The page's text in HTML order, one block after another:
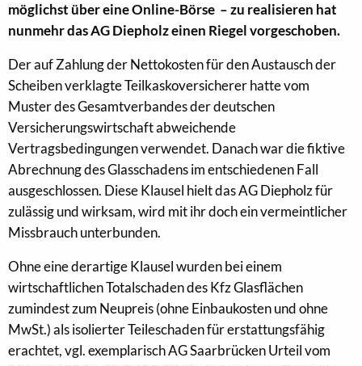
möglichst über eine Online-Börse – zu realisieren hat
nunmehr das AG Diepholz einen Riegel vorgeschoben.
Der auf Zahlung der Nettokosten für den Austausch der
Scheiben verklagte Teilkaskoversicherer hatte vom
Muster des Gesamtverbandes der deutschen
Versicherungswirtschaft abweichende
Vertragsbedingungen verwendet. Danach war die fiktive
Abrechnung des Glasschadens im entschiedenen Fall
ausgeschlossen. Diese Klausel hielt das AG Diepholz für
zulässig und wirksam, wird mit ihr doch ein vermeintlicher
Missbrauch unterbunden.
Ohne eine derartige Klausel wurden bei einem
wirtschaftlichen Totalschaden des Kfz Glasflächen
zumindest zum Neupreis (ohne Einbaukosten und ohne
MwSt.) als isolierter Teileschaden für erstattungsfähig
erachtet, vgl. exemplarisch AG Saarbrücken Urteil vom